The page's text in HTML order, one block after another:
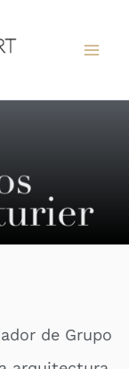
de Grupo